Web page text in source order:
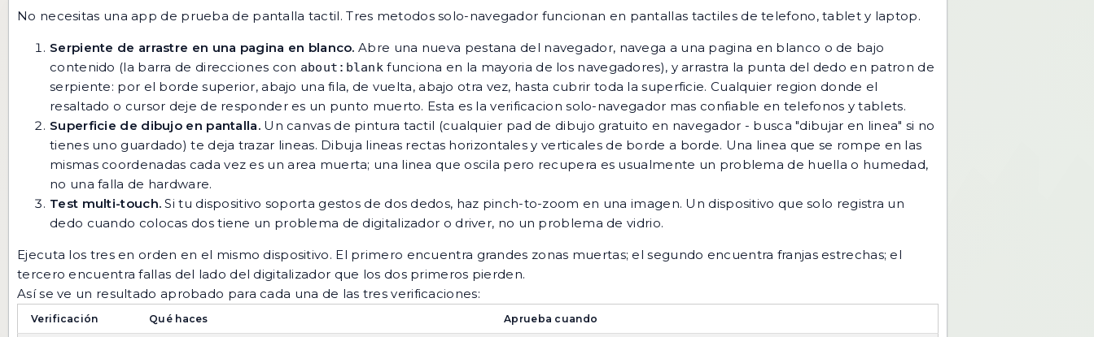
No necesitas una app de prueba de pantalla tactil. Tres metodos solo-navegador funcionan en pantallas tactiles de telefono, tablet y laptop.
Serpiente de arrastre en una pagina en blanco. Abre una nueva pestana del navegador, navega a una pagina en blanco o de bajo
contenido (la barra de direcciones con about:blank funciona en la mayoria de los navegadores), y arrastra la punta del dedo en patron de
serpiente: por el borde superior, abajo una fila, de vuelta, abajo otra vez, hasta cubrir toda la superficie. Cualquier region donde el
resaltado o cursor deje de responder es un punto muerto. Esta es la verificacion solo-navegador mas confiable en telefonos y tablets.
Superficie de dibujo en pantalla.Un canvas de pintura tactil (cualquier pad de dibujo gratuito en navegador - busca "dibujar en linea" si no
tienes uno guardado) te deja trazar lineas. Dibuja lineas rectas horizontales y verticales de borde a borde. Una linea que se rompe en las
mismas coordenadas cada vez es un area muerta; una linea que oscila pero recupera es usualmente un problema de huella o humedad,
no una falla de hardware.
Test multi-touch. Si tu dispositivo soporta gestos de dos dedos, haz pinch-to-zoom en una imagen. Un dispositivo que solo registra un
dedo cuando colocas dos tiene un problema de digitalizador o driver, no un problema de vidrio.
Ejecuta los tres en orden en el mismo dispositivo. El primero encuentra grandes zonas muertas; el segundo encuentra franjas estrechas; el
tercero encuentra fallas del lado del digitalizador que los dos primeros pierden.
Así se ve un resultado aprobado para cada una de las tres verificaciones:
Verificación Qué haces Aprueba cuando